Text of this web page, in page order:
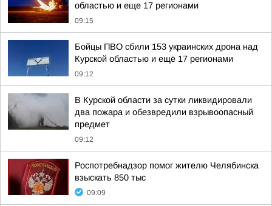
областью и еще 17 регионами
09:15
Бойцы ПВО сбили 153 украинских дрона над
Курской областью и ещё 17 регионами
09:12
В Курской области за сутки ликвидировали
два пожара и обезвредили взрывоопасный
предмет
09:12
Роспотребнадзор помог жителю Челябинска
взыскать 850 тыс
09:09